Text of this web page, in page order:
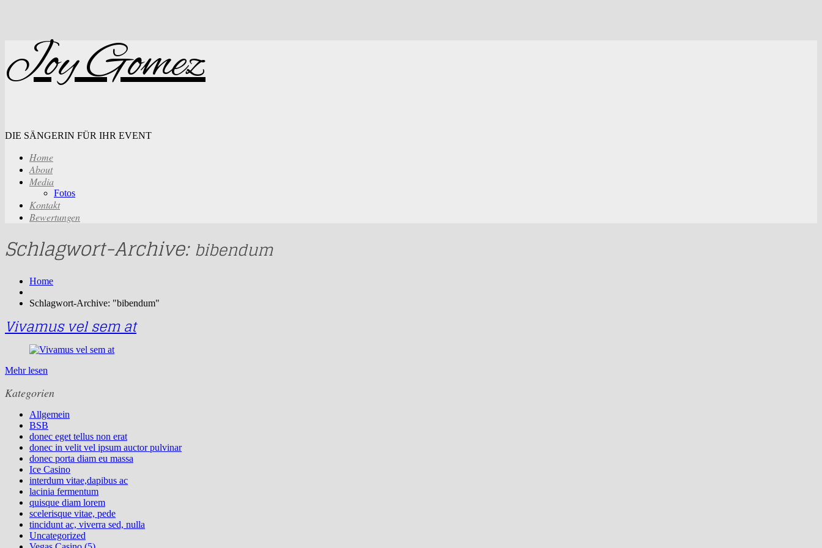
Joy Gomez
DIE SÄNGERIN FÜR IHR EVENT
Home
About
Media
Fotos
Kontakt
Bewertungen
Schlagwort-Archive: bibendum
Home
Schlagwort-Archive: "bibendum"
Vivamus vel sem at
Mehr lesen
Kategorien
Allgemein
BSB
donec eget tellus non erat
donec in velit vel ipsum auctor pulvinar
donec porta diam eu massa
Ice Casino
interdum vitae,dapibus ac
lacinia fermentum
quisque diam lorem
scelerisque vitae, pede
tincidunt ac, viverra sed, nulla
Uncategorized